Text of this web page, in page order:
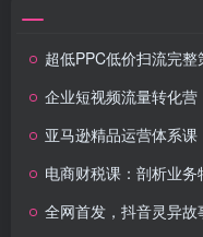
超低PPC低价扫流完整策略方法，
企业短视频流量转化营，构建“海
亚马逊精品运营体系课：数
电商财税课：剖析业务特点
全网首发，抖音灵异